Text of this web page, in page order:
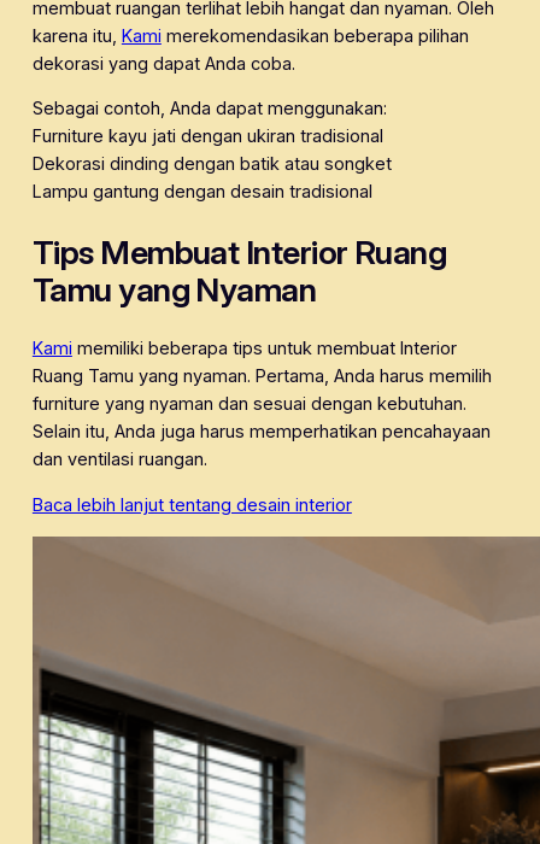
membuat ruangan terlihat lebih hangat dan nyaman. Oleh
karena itu, Kami merekomendasikan beberapa pilihan
dekorasi yang dapat Anda coba.
Sebagai contoh, Anda dapat menggunakan:
Furniture kayu jati dengan ukiran tradisional
Dekorasi dinding dengan batik atau songket
Lampu gantung dengan desain tradisional
Tips Membuat Interior Ruang
Tamu yang Nyaman
Kami memiliki beberapa tips untuk membuat Interior
Ruang Tamu yang nyaman. Pertama, Anda harus memilih
furniture yang nyaman dan sesuai dengan kebutuhan.
Selain itu, Anda juga harus memperhatikan pencahayaan
dan ventilasi ruangan.
Baca lebih lanjut tentang desain interior